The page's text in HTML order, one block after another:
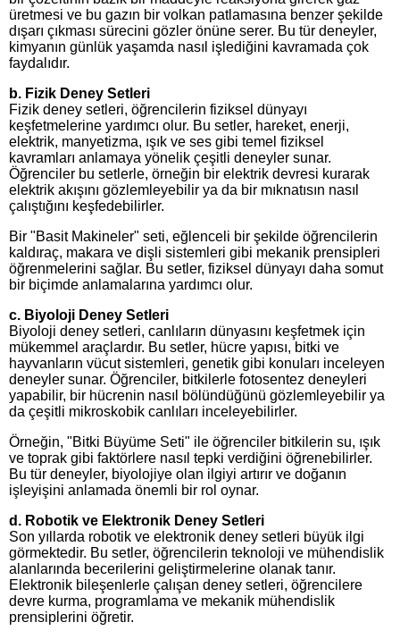
üretmesi ve bu gazın bir volkan patlamasına benzer şekilde
dışarı çıkması sürecini gözler önüne serer. Bu tür deneyler,
kimyanın günlük yaşamda nasıl işlediğini kavramada çok
faydalıdır.
b. Fizik Deney Setleri
Fizik deney setleri, öğrencilerin fiziksel dünyayı
keşfetmelerine yardımcı olur. Bu setler, hareket, enerji,
elektrik, manyetizma, ışık ve ses gibi temel fiziksel
kavramları anlamaya yönelik çeşitli deneyler sunar.
Öğrenciler bu setlerle, örneğin bir elektrik devresi kurarak
elektrik akışını gözlemleyebilir ya da bir mıknatısın nasıl
çalıştığını keşfedebilirler.
Bir "Basit Makineler" seti, eğlenceli bir şekilde öğrencilerin
kaldıraç, makara ve dişli sistemleri gibi mekanik prensipleri
öğrenmelerini sağlar. Bu setler, fiziksel dünyayı daha somut
bir biçimde anlamalarına yardımcı olur.
c. Biyoloji Deney Setleri
Biyoloji deney setleri, canlıların dünyasını keşfetmek için
mükemmel araçlardır. Bu setler, hücre yapısı, bitki ve
hayvanların vücut sistemleri, genetik gibi konuları inceleyen
deneyler sunar. Öğrenciler, bitkilerle fotosentez deneyleri
yapabilir, bir hücrenin nasıl bölündüğünü gözlemleyebilir ya
da çeşitli mikroskobik canlıları inceleyebilirler.
Örneğin, "Bitki Büyüme Seti" ile öğrenciler bitkilerin su, ışık
ve toprak gibi faktörlere nasıl tepki verdiğini öğrenebilirler.
Bu tür deneyler, biyolojiye olan ilgiyi artırır ve doğanın
işleyişini anlamada önemli bir rol oynar.
d. Robotik ve Elektronik Deney Setleri
Son yıllarda robotik ve elektronik deney setleri büyük ilgi
görmektedir. Bu setler, öğrencilerin teknoloji ve mühendislik
alanlarında becerilerini geliştirmelerine olanak tanır.
Elektronik bileşenlerle çalışan deney setleri, öğrencilere
devre kurma, programlama ve mekanik mühendislik
prensiplerini öğretir.